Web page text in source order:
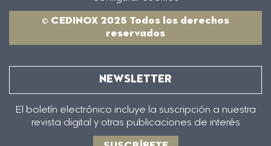
© CEDINOX 2025 Todos los derechos
reservados
NEWSLETTER
El boletín electrónico incluye la suscripción a nuestra
revista digital y otras publicaciones de interés